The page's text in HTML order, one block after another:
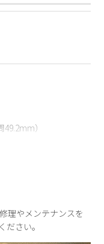
地球の限りある宝石
お客様からオーダ
）
理やメンテナンスを
さい。